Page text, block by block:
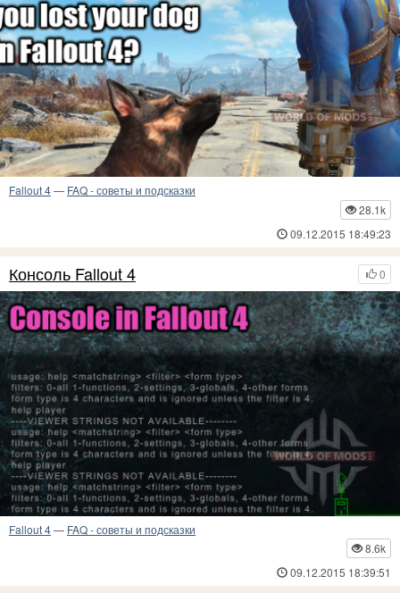
Fallout 4— FAQ - советы и подсказки
28.1k
09.12.2015 18:49:23
0
Консоль Fallout 4
Fallout 4— FAQ - советы и подсказки
8.6k
09.12.2015 18:39:51